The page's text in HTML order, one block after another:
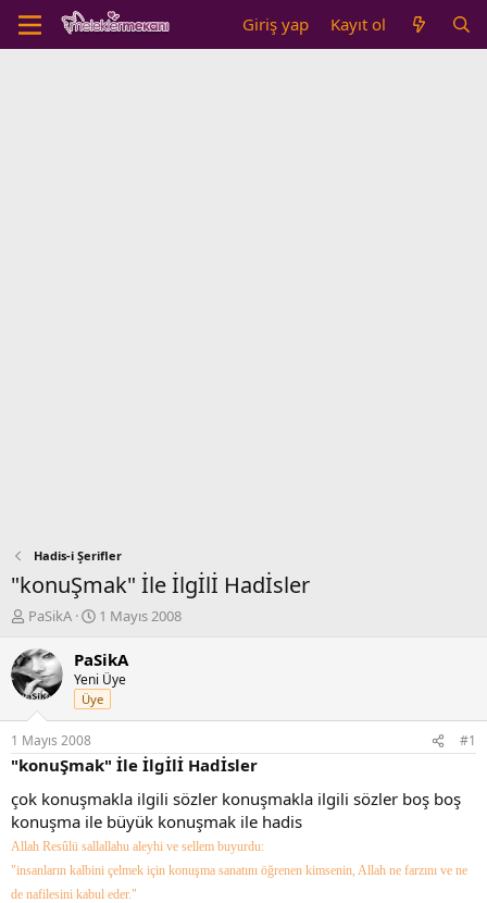
Giriş yap Kayıt ol
Hadis-i Şerifler
"konuŞmak" İle İlgİlİ Hadİsler
K
n
b
u
y
u
b
a
ş
l
a
t
a
n
PaSikA
B
ş
a
n
ı
ç
a
r
i
h
i
1 Mayıs 2008
PaSikA
Yeni Üye
Üye
1 Mayıs 2008 #1
"konuŞmak" İle İlgİlİ Hadİsler
çok konuşmakla ilgili sözler konuşmakla ilgili sözler boş boş
konuşma ile büyük konuşmak ile hadis
Allah Resûlü sallallahu aleyhi ve sellem buyurdu:
"insanların kalbini çelmek için konuşma sanatını öğrenen kimsenin, Allah ne farzını ve ne
de nafilesini kabul eder."